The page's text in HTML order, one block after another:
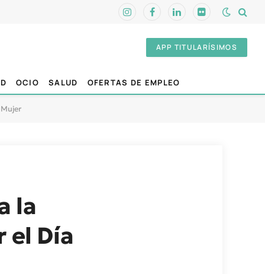
InstagramFacebookLinkedInFlickr
APP TITULARÍSIMOS
OCIO SALUD OFERTAS DE EMPLEO
la
el Día